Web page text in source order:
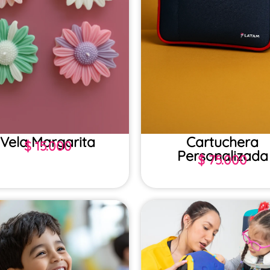
Vela Margarita
$15.000 Cartuchera
Personalizada
$75.000